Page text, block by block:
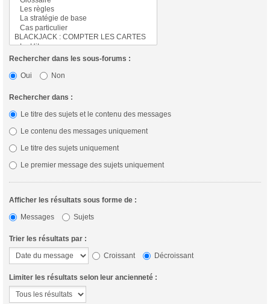
Rechercher dans les sous-forums :
Oui
Non
Rechercher dans :
Le titre des sujets et le contenu des messages
Le contenu des messages uniquement
Le titre des sujets uniquement
Le premier message des sujets uniquement
Afficher les résultats sous forme de :
Messages
Sujets
Trier les résultats par :
Croissant
Décroissant
Limiter les résultats selon leur ancienneté :